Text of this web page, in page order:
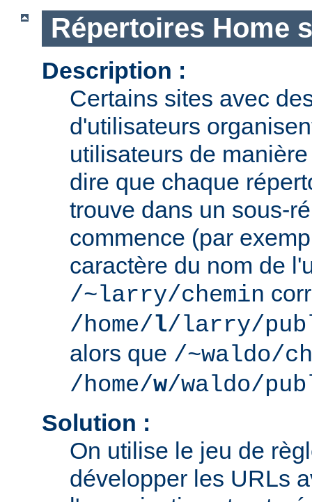
Répertoires Home
Description :
Certains sites avec
d'utilisateurs
utilisateurs de
dire que chaque
trouve dans un sous-
commence (par
caractère du nom de
/~larry/chemin
/home/l/larry/
alors que /~waldo/
/home/w/waldo/
Solution :
On utilise le jeu de
développer les URLs